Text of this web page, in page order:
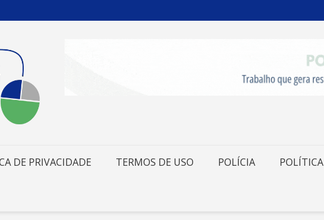
DE PRIVACIDADE TERMOS DE USO POLÍCIA POLÍTICA